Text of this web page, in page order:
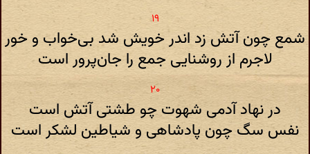
شمع چون آتش زد اندر خویش شد بی‌خواب و خور
لاجرم از روشنایی جمع را جان‌پرور است
در نهاد آدمی شهوت چو طشتی آتش است
نفس سگ چون پادشاهی و شیاطین لشکر است